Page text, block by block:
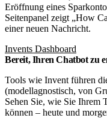
Invents Dashboard
Bereit, Ihren Chatbot zu
Tools wie Invent führen
(modellagnostisch, von
Sehen Sie, wie Sie Ihrem
können – heute und